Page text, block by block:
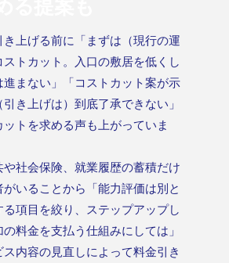
上げる前に「まずは（現行の運
トカット。入口の敷居を低くし
進まない」「コストカット案が示
き上げは）到底了承できない」
ットを求める声も上がっていま
や社会保険、就業履歴の蓄積だけ
がいることから「能力評価は別と
る項目を絞り、ステップアップし
料金を支払う仕組みにしては」
ス内容の見直しによって料金引き